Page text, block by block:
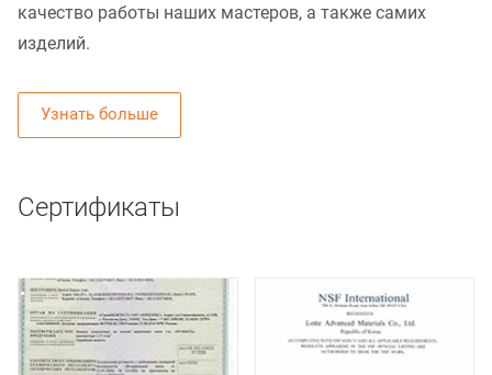
качество работы наших мастеров, а также самих
изделий.
Узнать больше
Сертификаты